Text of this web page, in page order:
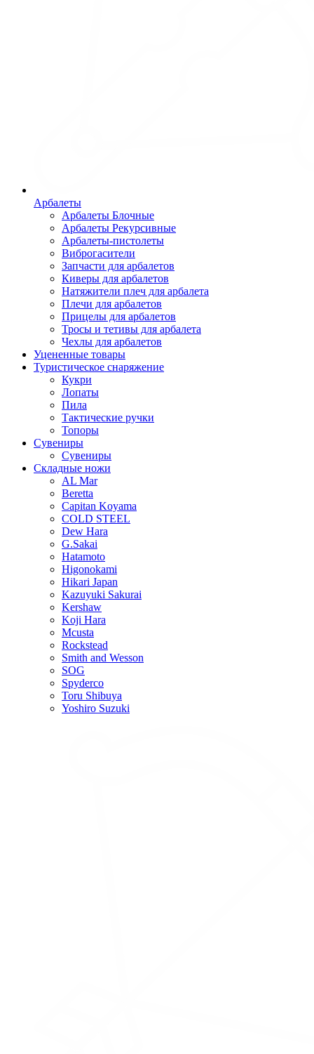
Арбалеты
Арбалеты Блочные
Арбалеты Рекурсивные
Арбалеты-пистолеты
Виброгасители
Запчасти для арбалетов
Киверы для арбалетов
Натяжители плеч для арбалета
Плечи для арбалетов
Прицелы для арбалетов
Тросы и тетивы для арбалета
Чехлы для арбалетов
Уцененные товары
Туристическое снаряжение
Кукри
Лопаты
Пила
Тактические ручки
Топоры
Сувениры
Сувениры
Складные ножи
AL Mar
Beretta
Capitan Koyama
COLD STEEL
Dew Hara
G.Sakai
Hatamoto
Higonokami
Hikari Japan
Kazuyuki Sakurai
Kershaw
Koji Hara
Mcusta
Rockstead
Smith and Wesson
SOG
Spyderco
Toru Shibuya
Yoshiro Suzuki